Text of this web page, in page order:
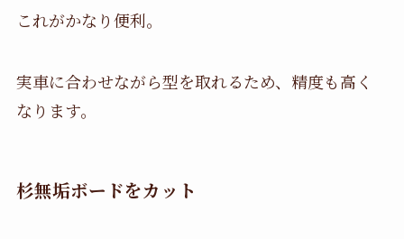
これがかなり便利。
実車に合わせながら型を取れるため、精度も高く
なります。
杉無垢ボードをカット